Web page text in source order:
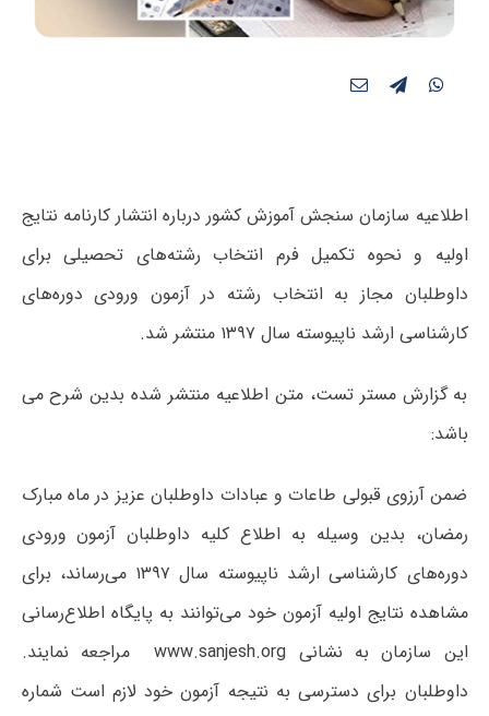
اطلاعیه سازمان سنجش آموزش کشور درباره انتشار کارنامه نتایج
اولیه و نحوه تکمیل فرم انتخاب رشته‌های تحصیلی برای
داوطلبان مجاز به انتخاب رشته‌ در آزمون ورودی دوره‌های
کارشناسی ارشد ناپیوسته سال ۱۳۹۷ منتشر شد.
به گزارش مستر تست، متن اطلاعیه منتشر شده بدین شرح می
باشد:
ضمن آرزوی قبولی طاعات و عبادات داوطلبان عزیز در ماه مبارک
رمضان، بدین وسیله به اطلاع کلیه داوطلبان آزمون ورودی
دوره‌های کارشناسی ارشد ناپیوسته سال ۱۳۹۷ می‌رساند، برای
مشاهده نتایج اولیه آزمون خود می‌توانند به پایگاه اطلاع‌رسانی
این سازمان به نشانی www.sanjesh.orgمراجعه نمایند.
داوطلبان برای دسترسی به نتیجه آزمون خود لازم است شماره